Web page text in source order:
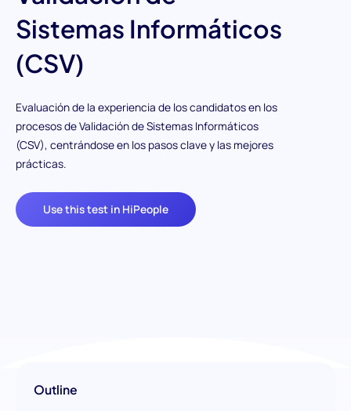
Sistemas Informáticos
(CSV)
Evaluación de la experiencia de los candidatos en los
procesos de Validación de Sistemas Informáticos
(CSV), centrándose en los pasos clave y las mejores
prácticas.
Use this test in HiPeople
Outline